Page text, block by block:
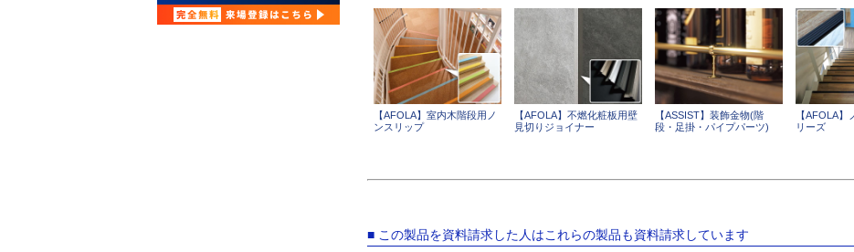
【AFOLA】室内木階段用ノ
ンスリップ
【AFOLA】不燃化粧板用壁
見切りジョイナー
【ASSIST】装飾金物(階
段・足掛・パイプパーツ)
【AFOLA】
リーズ
■ この製品を資料請求した人はこれらの製品も資料請求しています